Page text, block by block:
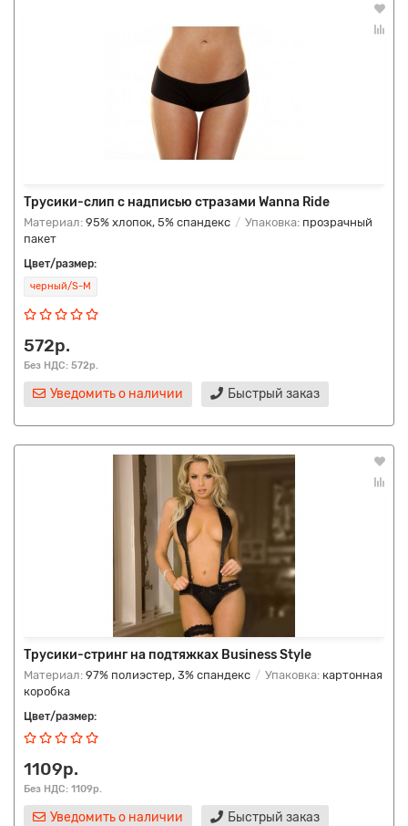
Трусики-слип с надписью стразами Wanna Ride
Материал: 95% хлопок, 5% спандекс Упаковка: прозрачный
пакет
Цвет/размер:
черный/S-M
572р.
Без НДС: 572р.
Уведомить о наличии Быстрый заказ
Трусики-стринг на подтяжках Business Style
Материал: 97% полиэстер, 3% спандекс Упаковка: картонная
коробка
Цвет/размер:
1109р.
Без НДС: 1109р.
Уведомить о наличии Быстрый заказ